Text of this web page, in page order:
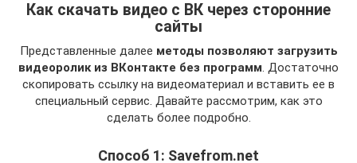
Как скачать видео с ВК через сторонние
сайты
Представленные далее методы позволяют загрузить
видеоролик из ВКонтакте без программ. Достаточно
скопировать ссылку на видеоматериал и вставить ее в
специальный сервис. Давайте рассмотрим, как это
сделать более подробно.
Способ 1: Savefrom.net